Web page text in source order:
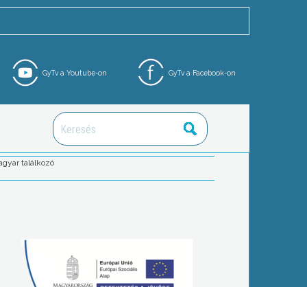
GyTv a Facebook-on
GyTv a Youtube-on
találkozó